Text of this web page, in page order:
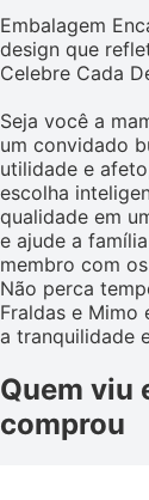
Embalagem
design que
Celebre Cada
Seja você a
um convidado
utilidade e
escolha
qualidade em
e ajude a
membro com
Não perca
Fraldas e
a tranquilidade
Quem viu
comprou